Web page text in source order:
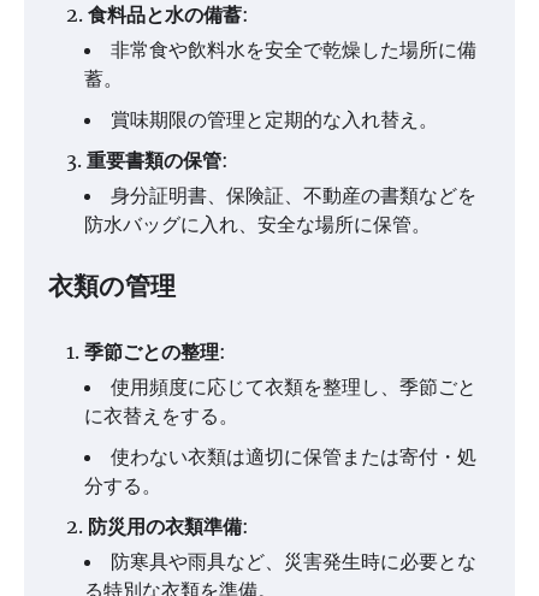
食料品と水の備蓄:
非常食や飲料水を安全で乾燥した場所に備
蓄。
賞味期限の管理と定期的な入れ替え。
重要書類の保管:
身分証明書、保険証、不動産の書類などを
防水バッグに入れ、安全な場所に保管。
衣類の管理
季節ごとの整理:
使用頻度に応じて衣類を整理し、季節ごと
に衣替えをする。
使わない衣類は適切に保管または寄付・処
分する。
防災用の衣類準備:
防寒具や雨具など、災害発生時に必要とな
る特別な衣類を準備。